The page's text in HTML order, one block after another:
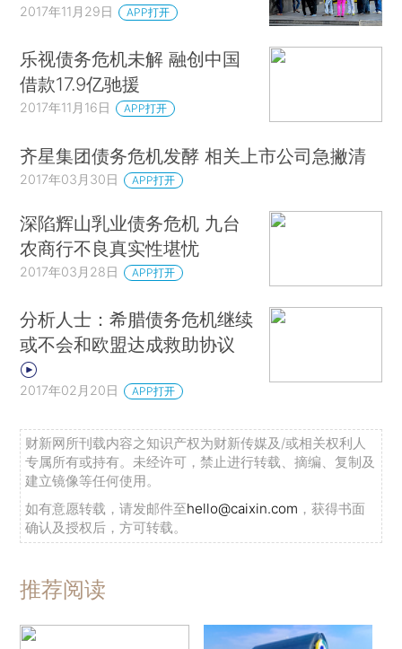
2017年11月29日 APP打开
乐视债务危机未解 融创中国
借款17.9亿驰援
2017年11月16日 APP打开
齐星集团债务危机发酵 相关上市公司急撇清
2017年03月30日 APP打开
深陷辉山乳业债务危机 九台
农商行不良真实性堪忧
2017年03月28日 APP打开
分析人士：希腊债务危机继续
或不会和欧盟达成救助协议
2017年02月20日 APP打开
财新网所刊载内容之知识产权为财新传媒及/或相关权利人
专属所有或持有。未经许可，禁止进行转载、摘编、复制及
建立镜像等任何使用。
如有意愿转载，请发邮件至hello@caixin.com ，获得书面
确认及授权后，方可转载。
推荐阅读